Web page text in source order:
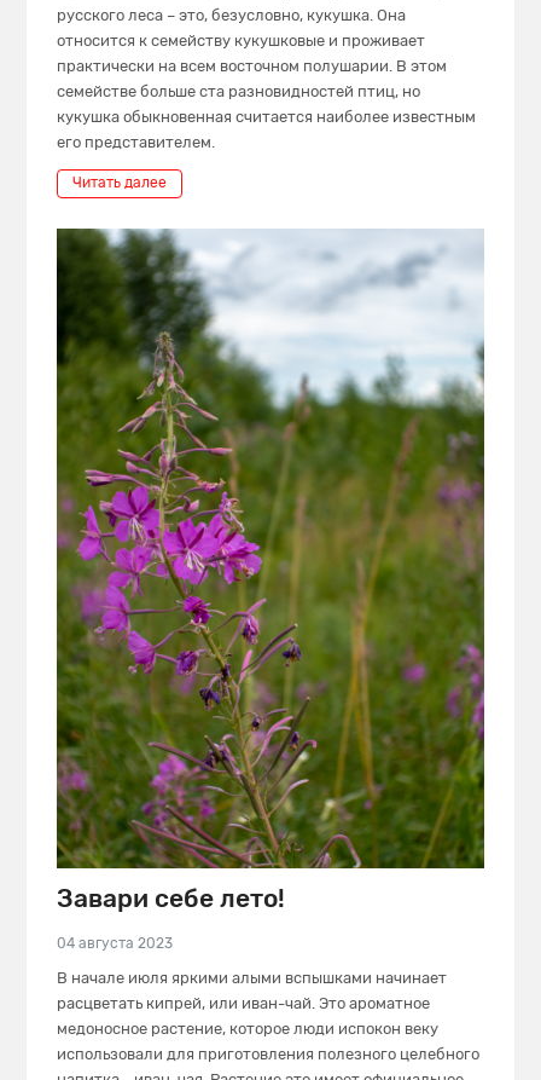
русского леса – это, безусловно, кукушка. Она
относится к семейству кукушковые и проживает
практически на всем восточном полушарии. В этом
семействе больше ста разновидностей птиц, но
кукушка обыкновенная считается наиболее известным
его представителем.
Читать далее
Завари себе лето!
04 августа 2023
В начале июля яркими алыми вспышками начинает
расцветать кипрей, или иван-чай. Это ароматное
медоносное растение, которое люди испокон веку
использовали для приготовления полезного целебного